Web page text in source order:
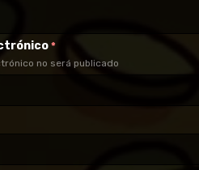
*
no será publicado